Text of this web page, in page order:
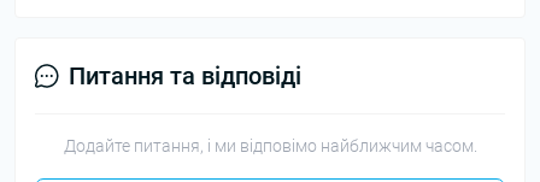
Питання та відповіді
Додайте питання, і ми відповімо найближчим часом.